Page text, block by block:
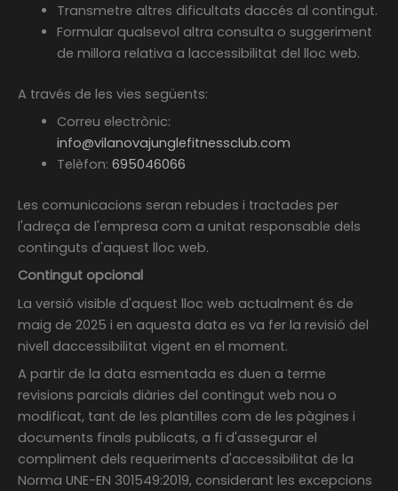
Transmetre altres dificultats daccés al contingut.
Formular qualsevol altra consulta o suggeriment
de millora relativa a laccessibilitat del lloc web.
A través de les vies següents:
Correu electrònic:
info@vilanovajunglefitnessclub.com
Telèfon: 695046066
Les comunicacions seran rebudes i tractades per
l'adreça de l'empresa com a unitat responsable dels
continguts d'aquest lloc web.
Contingut opcional
La versió visible d'aquest lloc web actualment és de
maig de 2025 i en aquesta data es va fer la revisió del
nivell daccessibilitat vigent en el moment.
A partir de la data esmentada es duen a terme
revisions parcials diàries del contingut web nou o
modificat, tant de les plantilles com de les pàgines i
documents finals publicats, a fi d'assegurar el
compliment dels requeriments d'accessibilitat de la
Norma UNE-EN 301549:2019, considerant les excepcions